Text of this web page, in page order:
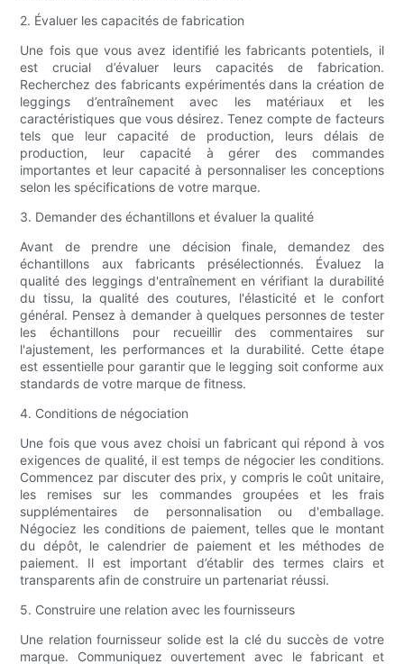
2. Évaluer les capacités de fabrication
Une fois que vous avez identifié les fabricants potentiels, il
est crucial d’évaluer leurs capacités de fabrication.
Recherchez des fabricants expérimentés dans la création de
leggings d’entraînement avec les matériaux et les
caractéristiques que vous désirez. Tenez compte de facteurs
tels que leur capacité de production, leurs délais de
production, leur capacité à gérer des commandes
importantes et leur capacité à personnaliser les conceptions
selon les spécifications de votre marque.
3. Demander des échantillons et évaluer la qualité
Avant de prendre une décision finale, demandez des
échantillons aux fabricants présélectionnés. Évaluez la
qualité des leggings d'entraînement en vérifiant la durabilité
du tissu, la qualité des coutures, l'élasticité et le confort
général. Pensez à demander à quelques personnes de tester
les échantillons pour recueillir des commentaires sur
l'ajustement, les performances et la durabilité. Cette étape
est essentielle pour garantir que le legging soit conforme aux
standards de votre marque de fitness.
4. Conditions de négociation
Une fois que vous avez choisi un fabricant qui répond à vos
exigences de qualité, il est temps de négocier les conditions.
Commencez par discuter des prix, y compris le coût unitaire,
les remises sur les commandes groupées et les frais
supplémentaires de personnalisation ou d'emballage.
Négociez les conditions de paiement, telles que le montant
du dépôt, le calendrier de paiement et les méthodes de
paiement. Il est important d’établir des termes clairs et
transparents afin de construire un partenariat réussi.
5. Construire une relation avec les fournisseurs
Une relation fournisseur solide est la clé du succès de votre
marque. Communiquez ouvertement avec le fabricant et